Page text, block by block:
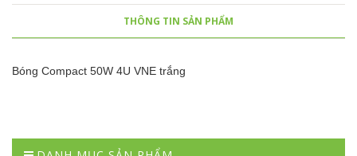
THÔNG TIN SẢN PHẨM
Bóng Compact 50W 4U VNE trắng